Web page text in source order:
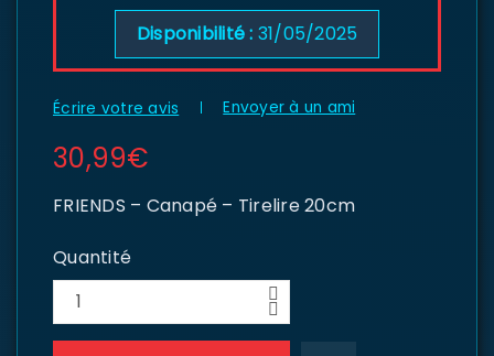
Disponibilité : 31/05/2025
Écrire votre avis Envoyer à un ami
30,99€
FRIENDS – Canapé – Tirelire 20cm
Quantité